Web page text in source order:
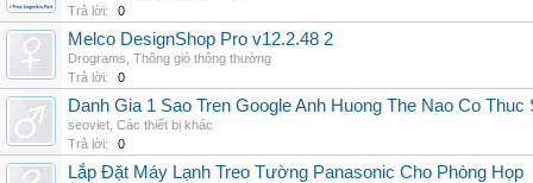
Trả lời:
0
Melco DesignShop Pro v12.2.48 2
Drograms Thông gió thông thường
Trả lời:
0
Danh Gia 1 Sao Tren Google Anh Huong The Nao Co Thuc
seoviet Các thiết bị khác
Trả lời:
0
Lắp Đặt Máy Lạnh Treo Tường Panasonic Cho Phòng Họp